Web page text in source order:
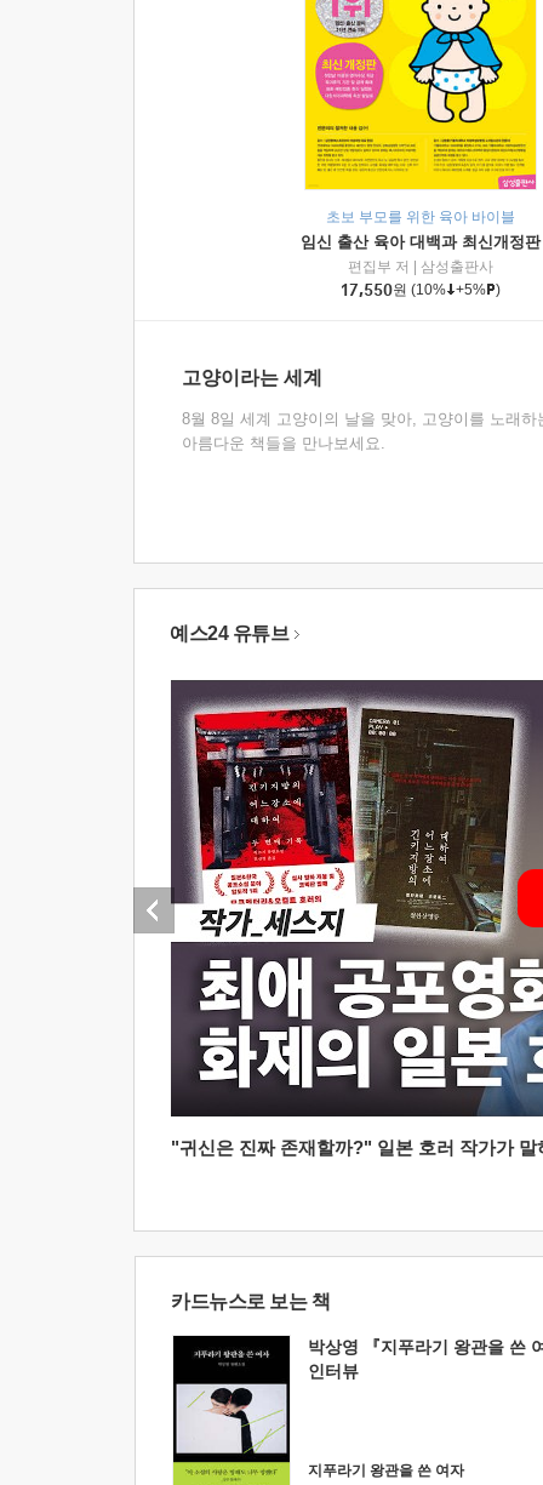
초보 부모를 위한 육아 바이블
임신 출산 육아 대백과 최신개정판
편집부 저
삼성출판사
17,550원 (10% +5% )
고양이라는 세계
8월 8일 세계 고양이의 날을 맞아, 고양이를 노래하
아름다운 책들을 만나보세요.
예스24 유튜브
"귀신은 진짜 존재할까?" 일본 호러 작가가
카드뉴스로 보는 책
박상영 『지푸라기 왕관을 쓴
인터뷰
지푸라기 왕관을 쓴 여자